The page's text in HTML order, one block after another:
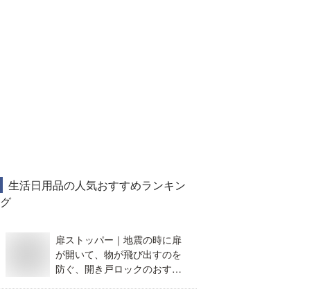
生活日用品の人気おすすめランキン
グ
扉ストッパー｜地震の時に扉
が開いて、物が飛び出すのを
防ぐ、開き戸ロックのおすす